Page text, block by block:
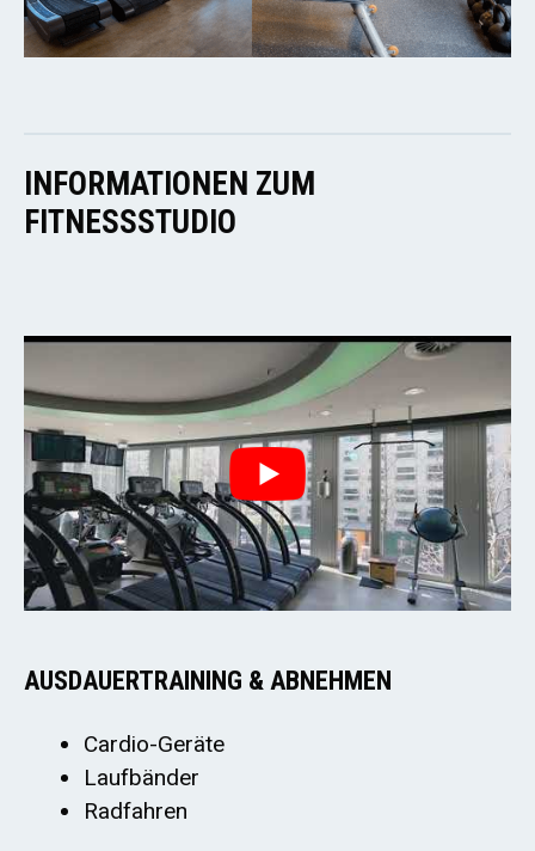
INFORMATIONEN ZUM
FITNESSSTUDIO
AUSDAUERTRAINING & ABNEHMEN
Cardio-Geräte
Laufbänder
Radfahren